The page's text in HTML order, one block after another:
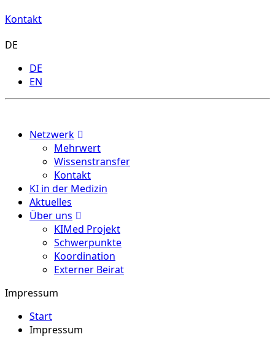
Kontakt
DE
DE
EN
Netzwerk
Mehrwert
Wissenstransfer
Kontakt
KI in der Medizin
Aktuelles
Über uns
KIMed Projekt
Schwerpunkte
Koordination
Externer Beirat
Impressum
Start
Impressum